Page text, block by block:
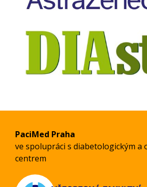
PaciMed Praha
ve spolupráci s diabetologickým a
centrem